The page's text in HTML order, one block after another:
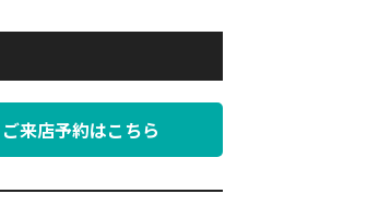
ご来店予約はこちら